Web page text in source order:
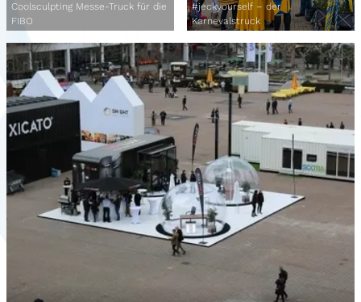
Coolsculpting Messe-Truck für die
FIBO
#jeckyourself – der
Karnevalstruck